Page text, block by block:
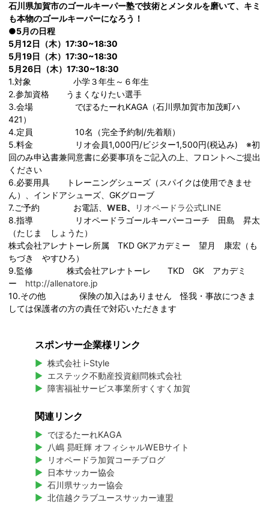
石川県加賀市のゴールキーパー塾で技術とメンタルを磨いて、キミ
も本物のゴールキーパーになろう！
●5月の日程
5月12日（木）17:30~18:30
5月19日（木）17:30~18:30
5月26日（木）17:30~18:30
1.対象 小学３年生～６年生
2.参加資格 うまくなりたい選手
3.会場 でぽるたーれKAGA（石川県加賀市加茂町ハ
421）
4.定員 10名（完全予約制/先着順）
5.料金 リオ会員1,000円/ビジター1,500円(税込み) ※初
回のみ申込書兼同意書に必要事項をご記入の上、フロントへご提出
ください
6.必要用具 トレーニングシューズ（スパイクは使用できませ
ん）、インドアシューズ、GKグローブ
7.ご予約 お電話、 WEB、
リオペードラ公式LINE
8.指導 リオペードラゴールキーパーコーチ 田島 昇太
（たじま しょうた）
株式会社アレナトーレ所属 TKD GKアカデミー 望月 康宏（も
ちづき やすひろ）
9.監修 株式会社アレナトーレ TKD GK アカデミ
ー http://allenatore.jp
10.その他 保険の加入はありません 怪我・事故につきま
しては保護者の方の責任で対応いただきます
スポンサー企業様リンク
株式会社 i-Style
エステック不動産投資顧問株式会社
障害福祉サービス事業所すくすく加賀
関連リンク
でぽるたーれKAGA
八嶋 昴旺輝 オフィシャルWEBサイト
リオペードラ加賀コーチブログ
日本サッカー協会
石川県サッカー協会
北信越クラブユースサッカー連盟